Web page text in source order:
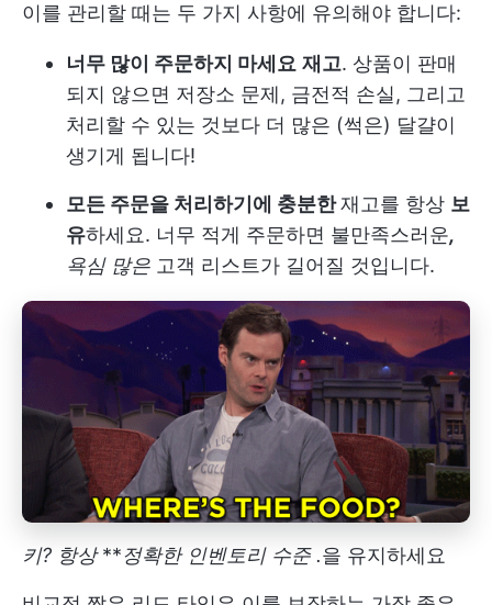
이를 관리할 때는 두 가지 사항에 유의해야 합니다:
너무 많이 주문하지 마세요 재고. 상품이 판매
되지 않으면 저장소 문제, 금전적 손실, 그리고
처리할 수 있는 것보다 더 많은 (썩은) 달걀이
생기게 됩니다!
모든 주문을 처리하기에 충분한재고를 항상 보
유하세요. 너무 적게 주문하면 불만족스러운,
욕심 많은 고객 리스트가 길어질 것입니다.
키? 항상**정확한 인벤토리 수준 .을 유지하세요